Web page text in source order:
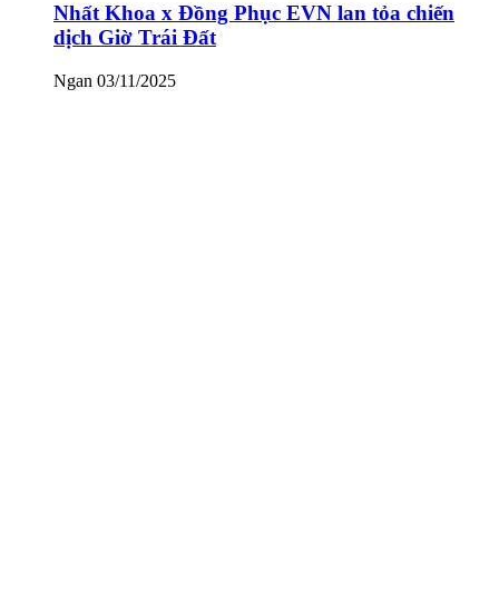
Nhất Khoa x Đồng Phục EVN lan tỏa chiến
dịch Giờ Trái Đất
Ngan 03/11/2025